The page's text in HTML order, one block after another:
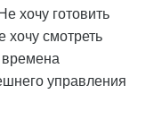
хочу готовить
хочу смотреть
времена
управления